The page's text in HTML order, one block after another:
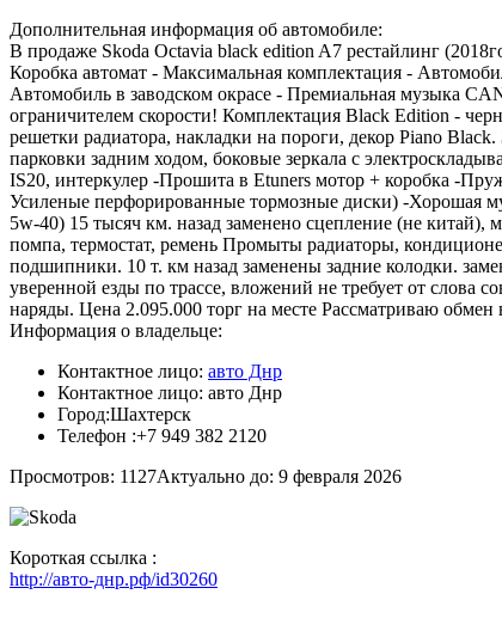
Дополнительная информация об автомобиле:
В продаже Skoda Octavia black edition A7 рестайлинг
Коробка автомат - Максимальная комплектация -
Автомобиль в заводском окрасе - Премиальная музыка
огpаничитeлeм cкорости! Комплектaция Blaсk Еditiоn -
решетки радиатора, накладки на пороги, декор Рiаnо
парковки задним ходом, боковые зеркала с
IS20, интеркулер -Прошита в Etuners мотор + коробка -
Усиленые перфорированные тормозные диски) -Хорошая
5w-40) 15 тысяч км. назад заменено сцепление (не китай),
помпа, термостат, ремень Промыты радиаторы,
подшипники. 10 т. км назад заменены задние колодки.
уверенной езды по трассе, вложений не требует от слова
наряды. Цена 2.095.000 торг на месте Рассматриваю обмен
Информация о владельце:
Контактное лицо: авто Днр
Контактное лицо: авто Днр
Город:Шахтерск
Телефон :+7 949 382 2120
Просмотров: 1127Актуально до: 9 февраля 2026
Короткая ссылка :
http://авто-днр.рф/id30260